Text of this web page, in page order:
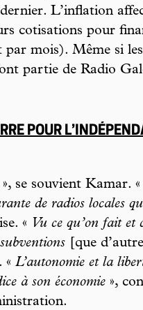
L’inflation
cotisations pour
par mois). Même si
partie de Radio
POUR
», se souvient Kamar. «
de radios locales
« Vu ce qu’on fait et
[que
« L’autonomie et la
à son économie »,